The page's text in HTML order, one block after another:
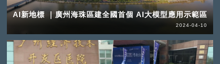
AI新地標 ｜廣州海珠區建全國首個 AI大模型應用示範區
2024-04-10